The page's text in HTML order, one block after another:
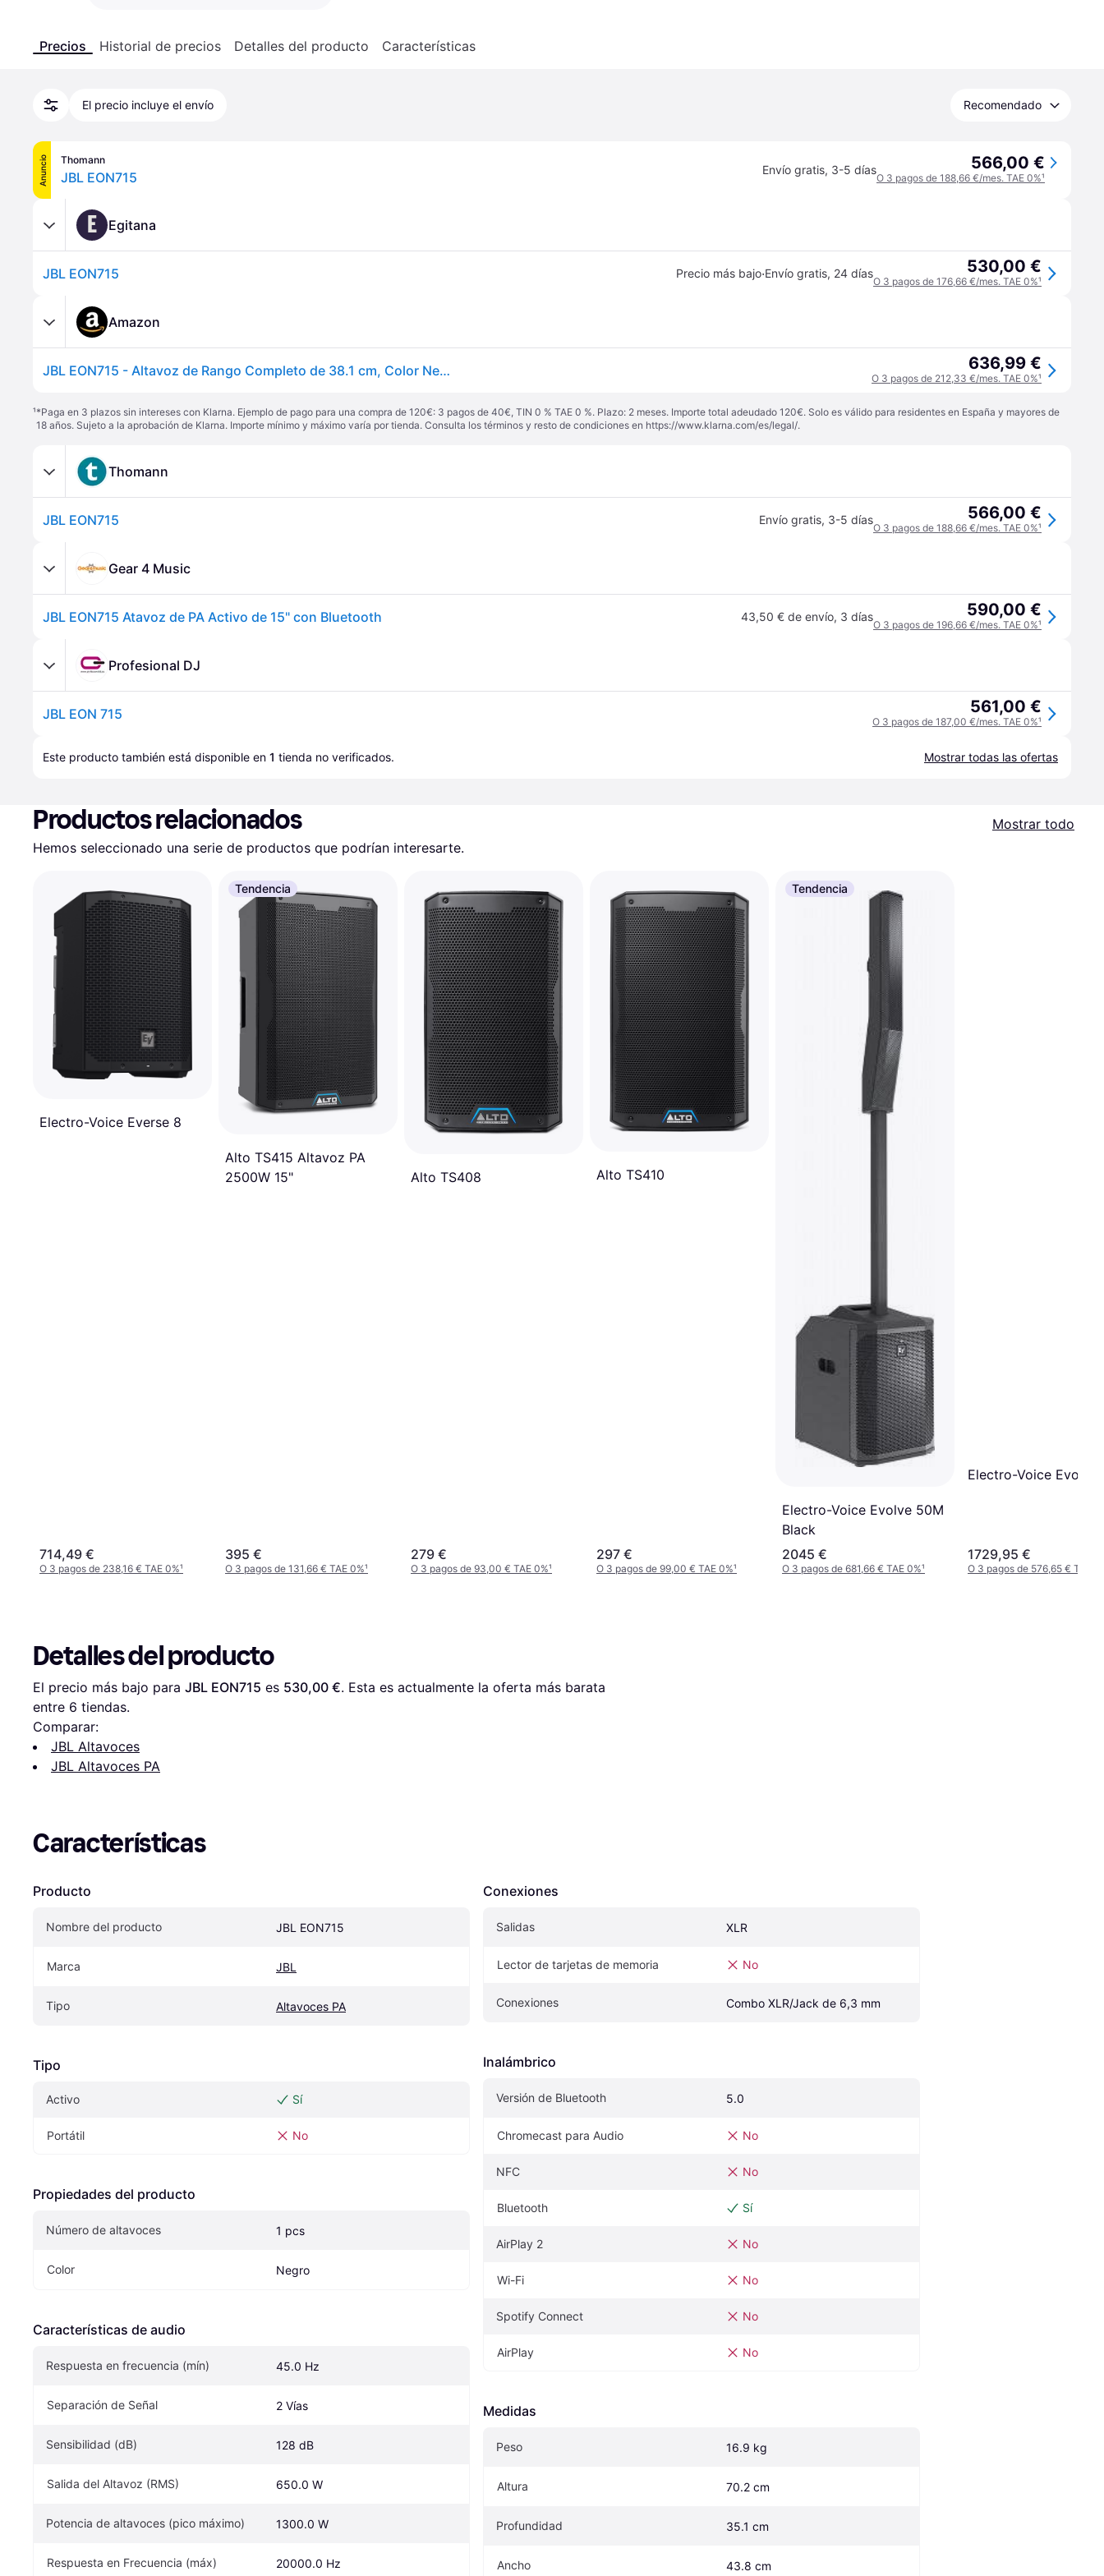
Precios Historial de precios Detalles del producto Características
El precio incluye el envío Recomendado
Anuncio Thomann
JBL EON715 Envío gratis, 3-5 días 566,00 €
O 3 pagos de 188,66 €/mes. TAE 0%¹
E Egitana
JBL EON715 Precio más bajo·Envío gratis, 24 días 530,00 €
O 3 pagos de 176,66 €/mes. TAE 0%¹
Amazon
JBL EON715 - Altavoz de Rango Completo de 38.1 cm, Color Negro 636,99 €
O 3 pagos de 212,33 €/mes. TAE 0%¹
¹*Paga en 3 plazos sin intereses con Klarna. Ejemplo de pago para una compra de 120€: 3 pagos de 40€, TIN 0 % TAE 0 %. Plazo: 2 meses. Importe total adeudado 120€. Solo es válido para residentes en España y mayores de
18 años. Sujeto a la aprobación de Klarna. Importe mínimo y máximo varía por tienda. Consulta los términos y resto de condiciones en https://www.klarna.com/es/legal/.
Thomann
JBL EON715 Envío gratis, 3-5 días 566,00 €
O 3 pagos de 188,66 €/mes. TAE 0%¹
Gear 4 Music
JBL EON715 Atavoz de PA Activo de 15" con Bluetooth 43,50 € de envío, 3 días 590,00 €
O 3 pagos de 196,66 €/mes. TAE 0%¹
Profesional DJ
JBL EON 715 561,00 €
O 3 pagos de 187,00 €/mes. TAE 0%¹
Este producto también está disponible en 1 tienda no verificados. Mostrar todas las ofertas
Productos relacionados
Mostrar todo
Hemos seleccionado una serie de productos que podrían interesarte.
Electro-Voice Everse 8
714,49 €
O 3 pagos de 238,16 € TAE 0%¹
Tendencia
Alto TS415 Altavoz PA
2500W 15"
395 €
O 3 pagos de 131,66 € TAE 0%¹
Alto TS408
279 €
O 3 pagos de 93,00 € TAE 0%¹
Alto TS410
297 €
O 3 pagos de 99,00 € TAE 0%¹
Tendencia
Electro-Voice Evolve 50M
Black
2045 €
O 3 pagos de 681,66 € TAE 0%¹
Electro-Voice Evolve
1729,95 €
O 3 pagos de 576,65 € TAE
Detalles del producto
El precio más bajo para JBL EON715 es 530,00 €. Esta es actualmente la oferta más barata
entre 6 tiendas.
Comparar:
JBL Altavoces
JBL Altavoces PA
Características
Producto
Nombre del producto JBL EON715
Marca JBL
Tipo Altavoces PA
Tipo
Activo Sí
Portátil No
Propiedades del producto
Número de altavoces 1 pcs
Color Negro
Características de audio
Respuesta en frecuencia (mín) 45.0 Hz
Separación de Señal 2 Vías
Sensibilidad (dB) 128 dB
Salida del Altavoz (RMS) 650.0 W
Potencia de altavoces (pico máximo) 1300.0 W
Respuesta en Frecuencia (máx) 20000.0 Hz
Conexiones
Salidas XLR
Lector de tarjetas de memoria No
Conexiones Combo XLR/Jack de 6,3 mm
Inalámbrico
Versión de Bluetooth 5.0
Chromecast para Audio No
NFC No
Bluetooth Sí
AirPlay 2 No
Wi-Fi No
Spotify Connect No
AirPlay No
Medidas
Peso 16.9 kg
Altura 70.2 cm
Profundidad 35.1 cm
Ancho 43.8 cm